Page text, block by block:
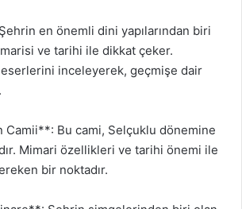
en önemli dini yapılarından biri
ve tarihi ile dikkat çeker.
inceleyerek, geçmişe dair
Camii**: Bu cami, Selçuklu dönemine
Mimari özellikleri ve tarihi önemi ile
bir noktadır.